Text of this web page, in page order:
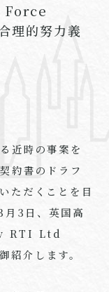
Force
理的努力義
近時の事案を
約書のドラフ
ただくことを目
3日、英国高
RTI Ltd
介します。